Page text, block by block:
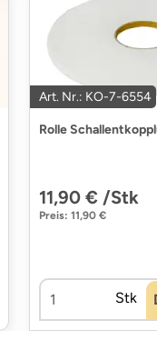
Art. Nr.: KO-7-6554
Rolle
11,90 € /Stk
Preis: 11,90 €
Stk